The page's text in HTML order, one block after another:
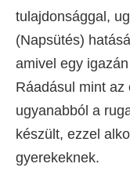
tulajdonsággal,
(Napsütés)
amivel egy
Ráadásul mint
ugyanabból a
készült, ezzel
gyerekeknek.